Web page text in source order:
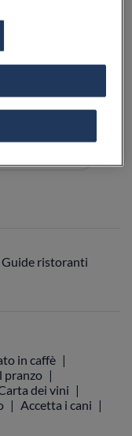
Guide ristoranti
in caffè
pranzo
dei vini
Accetta i cani